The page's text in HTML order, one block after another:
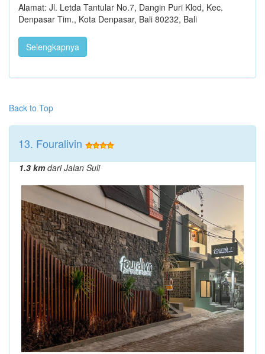
Alamat: Jl. Letda Tantular No.7, Dangin Puri Klod, Kec.
Denpasar Tim., Kota Denpasar, Bali 80232, Bali
Selengkapnya
Back to Top
13. Fouralivin
1.3 kmdari Jalan Suli